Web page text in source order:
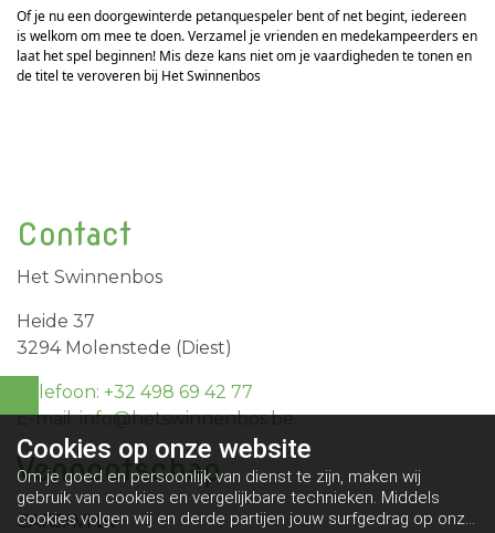
Of je nu een doorgewinterde petanquespeler bent of net begint, iedereen
is welkom om mee te doen. Verzamel je vrienden en medekampeerders en
laat het spel beginnen! Mis deze kans niet om je vaardigheden te tonen en
de titel te veroveren bij Het Swinnenbos
Contact
Het Swinnenbos
Heide 37
3294 Molenstede (Diest)
Telefoon: +32 498 69 42 77
E-mail: info@hetswinnenbos.be
Vennootschap
CARJAVI bv
Cookies op onze website
Om je goed en persoonlijk van dienst te zijn, maken wij
gebruik van cookies en vergelijkbare technieken. Middels
cookies volgen wij en derde partijen jouw surfgedrag op onze